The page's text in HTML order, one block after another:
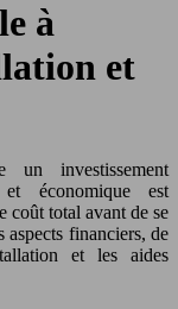
à
et
un investissement
économique est
coût total avant de se
financiers, de
et les aides